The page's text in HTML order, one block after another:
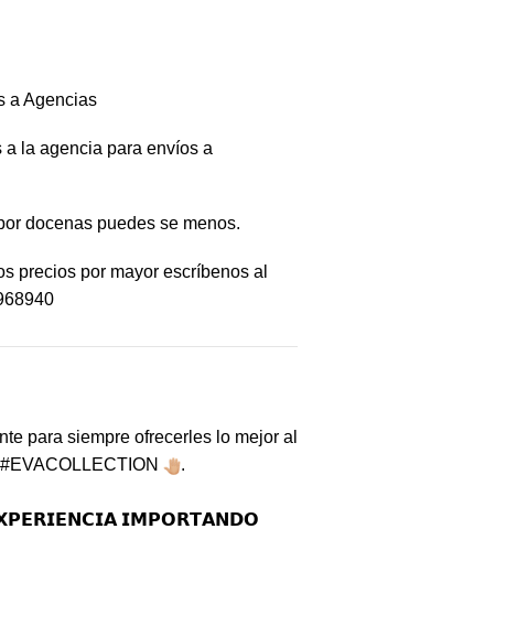
a Agencias
a la agencia para envíos a
docenas puedes se menos.
precios por mayor escríbenos al
para siempre ofrecerles lo mejor al
#EVACOLLECTION .
𝗜𝗠𝗣𝗢𝗥𝗧𝗔𝗡𝗗𝗢